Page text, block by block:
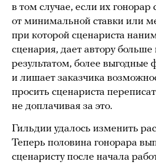
в том случае, если их гонорар
от минимальной ставки или
при которой сценариста
сценария, дает автору больше
результатом, более выгодные
и лишает заказчика
просить сценариста
не доплачивая за это.
Гильдии удалось изменить
Теперь половина гонорара
сценаристу после начала